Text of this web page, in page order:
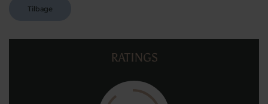
Tilbage
RATINGS